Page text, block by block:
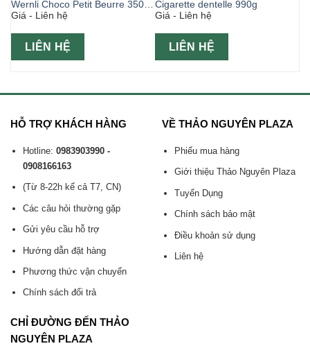
Wernli Choco Petit Beurre 350g
hộp xanh
Giá - Liên hệ
LIÊN HỆ
Cigarette dentelle 990g
Giá - Liên hệ
LIÊN HỆ
HỖ TRỢ KHÁCH HÀNG
Hotline: 0983903990 -
0908166163
(Từ 8-22h kể cả T7, CN)
Các câu hỏi thường gặp
Gửi yêu cầu hỗ trợ
Hướng dẫn đặt hàng
Phương thức vận chuyển
Chính sách đổi trả
VỀ THẢO NGUYÊN PLAZA
Phiếu mua hàng
Giới thiệu Thảo Nguyên Plaza
Tuyển Dụng
Chính sách bảo mật
Điều khoản sử dụng
Liên hệ
CHỈ ĐƯỜNG ĐẾN THẢO
NGUYÊN PLAZA